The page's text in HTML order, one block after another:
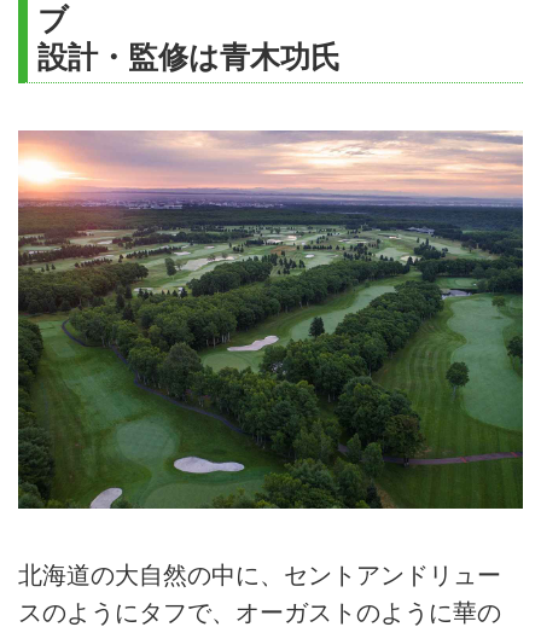
ブ
設計・監修は青木功氏
北海道の大自然の中に、セントアンドリュー
スのようにタフで、オーガストのように華の